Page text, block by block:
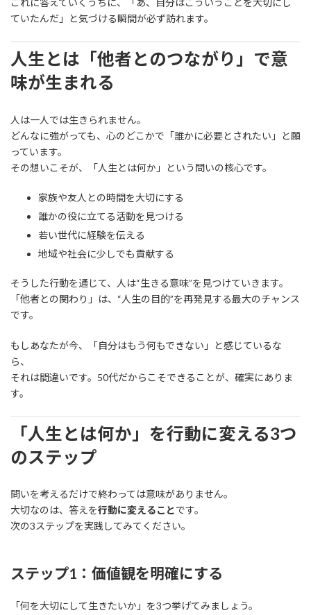
これに答えていくうちに、「あ、自分はこういうことを大切にし
ていたんだ」と気づける瞬間が必ず訪れます。
人生とは「他者とのつながり」で意
味が生まれる
人は一人では生きられません。
どんなに強がっても、心のどこかで「誰かに必要とされたい」と願
っています。
その想いこそが、「人生とは何か」という問いの核心です。
家族や友人との時間を大切にする
誰かの役に立てる活動を見つける
若い世代に経験を伝える
地域や社会に少しでも貢献する
そうした行動を通じて、人は“生きる意味”を見つけていきます。
「他者との関わり」は、“人生の目的”を再発見する最大のチャンス
です。
もしあなたが今、「自分はもう何もできない」と感じているな
ら、
それは間違いです。50代だからこそできることが、確実にありま
す。
「人生とは何か」を行動に変える3つ
のステップ
問いを考えるだけで終わっては意味がありません。
大切なのは、答えを行動に変えることです。
次の3ステップを実践してみてください。
ステップ1：価値観を明確にする
「何を大切にして生きたいか」を3つ挙げてみましょう。